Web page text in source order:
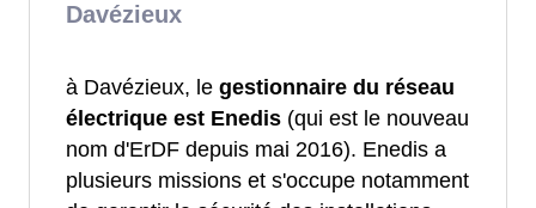
Davézieux
à Davézieux, le gestionnaire du réseau
électrique est Enedis (qui est le nouveau
nom d'ErDF depuis mai 2016). Enedis a
plusieurs missions et s'occupe notamment